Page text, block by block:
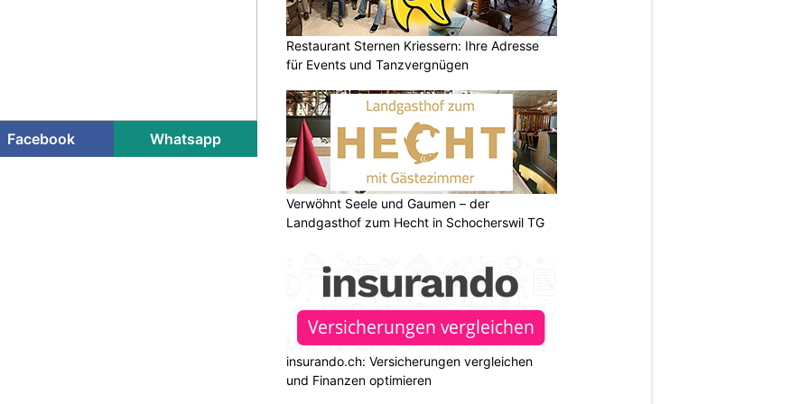
Facebook Whatsapp
Restaurant Sternen Kriessern: Ihre Adresse
für Events und Tanzvergnügen
Verwöhnt Seele und Gaumen – der
Landgasthof zum Hecht in Schocherswil TG
insurando.ch: Versicherungen vergleichen
und Finanzen optimieren